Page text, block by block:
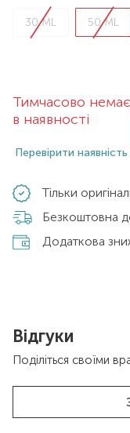
30 ML 50 ML
Тимчасово немає
в наявності
Перевірити наявність
Тільки
Безкоштовна
Додаткова
Відгуки
Поділіться своїми